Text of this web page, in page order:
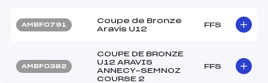
AMBF0791
Coupe de Bronze
Aravis U12
FFS
AMBF0382
COUPE DE BRONZE
U12 ARAVIS
ANNECY-SEMNOZ
COURSE 2
FFS